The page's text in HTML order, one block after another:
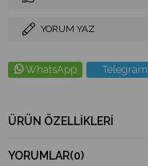
YORUM YAZ
WhatsApp Telegram
ÜRÜN ÖZELLIKLERI
YORUMLAR(0)